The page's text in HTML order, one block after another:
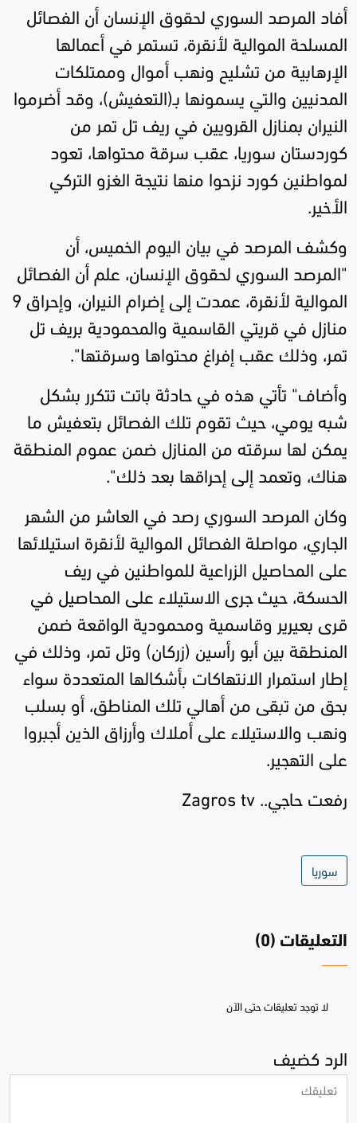
أفاد المرصد السوري لحقوق الإنسان أن الفصائل
المسلحة الموالية لأنقرة، تستمر في أعمالها
الإرهابية من تشليح ونهب أموال وممتلكات
المدنيين والتي يسمونها بـ(التعفيش)، وقد أضرموا
النيران بمنازل القرويين في ريف تل تمر من
كوردستان سوريا، عقب سرقة محتواها، تعود
لمواطنين كورد نزحوا منها نتيجة الغزو التركي
الأخير.
وكشف المرصد في بيان اليوم الخميس، أن
"المرصد السوري لحقوق الإنسان، علم أن الفصائل
الموالية لأنقرة، عمدت إلى إضرام النيران، وإحراق 9
منازل في قريتي القاسمية والمحمودية بريف تل
تمر، وذلك عقب إفراغ محتواها وسرقتها".
وأضاف" تأتي هذه في حادثة باتت تتكرر بشكل
شبه يومي، حيث تقوم تلك الفصائل بتعفيش ما
يمكن لها سرقته من المنازل ضمن عموم المنطقة
هناك، وتعمد إلى إحراقها بعد ذلك".
وكان المرصد السوري رصد في العاشر من الشهر
الجاري، مواصلة الفصائل الموالية لأنقرة استيلائها
على المحاصيل الزراعية للمواطنين في ريف
الحسكة، حيث جرى الاستيلاء على المحاصيل في
قرى بعيرير وقاسمية ومحمودية الواقعة ضمن
المنطقة بين أبو رأسين (زركان) وتل تمر، وذلك في
إطار استمرار الانتهاكات بأشكالها المتعددة سواء
بحق من تبقى من أهالي تلك المناطق، أو بسلب
ونهب والاستيلاء على أملاك وأرزاق الذين أجبروا
على التهجير.
رفعت حاجي.. Zagros tv
سوريا
التعليقات (0)
لا توجد تعليقات حتى الآن
الرد كضيف